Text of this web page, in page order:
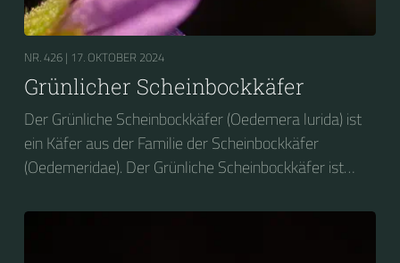
NR. 426 | 17. OKTOBER 2024
Grünlicher Scheinbockkäfer
Der Grünliche Scheinbockkäfer (Oedemera lurida) ist
ein Käfer aus der Familie der Scheinbockkäfer
(Oedemeridae). Der Grünliche Scheinbockkäfer ist
Scheinbockkäfer (Oedemera nobilis).